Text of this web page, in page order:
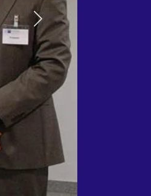
Next